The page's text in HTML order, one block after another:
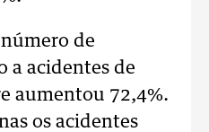
de
a acidentes de
aumentou 72,4%.
os acidentes